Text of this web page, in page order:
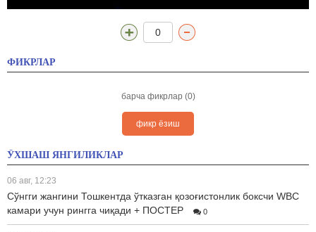
0
ФИКРЛАР
барча фикрлар (0)
фикр ёзиш
ЎХШАШ ЯНГИЛИКЛАР
06 авг, 12:23
Сўнгги жангини Тошкентда ўтказган қозоғистонлик боксчи WBC
камари учун рингга чиқади + ПОСТЕР
0